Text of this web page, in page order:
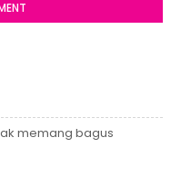
memang bagus